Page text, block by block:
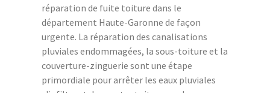
réparation de fuite toiture dans le
département Haute-Garonne de façon
urgente. La réparation des canalisations
pluviales endommagées, la sous-toiture et la
couverture-zinguerie sont une étape
primordiale pour arrêter les eaux pluviales